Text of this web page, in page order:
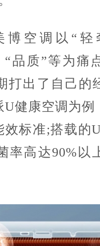
空调以“轻
“品质”等为痛
打出了自己的
U健康空调为例
效标准;搭载的
率高达90%以